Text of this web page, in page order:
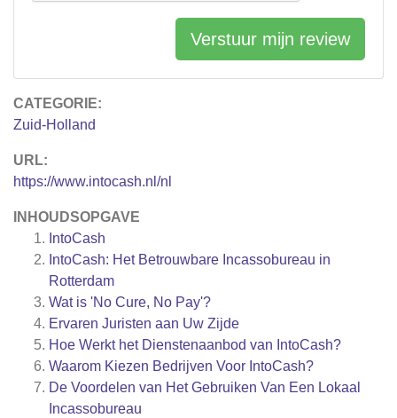
CATEGORIE:
Zuid-Holland
URL:
https://www.intocash.nl/nl
INHOUDSOPGAVE
IntoCash
IntoCash: Het Betrouwbare Incassobureau in
Rotterdam
Wat is 'No Cure, No Pay'?
Ervaren Juristen aan Uw Zijde
Hoe Werkt het Dienstenaanbod van IntoCash?
Waarom Kiezen Bedrijven Voor IntoCash?
De Voordelen van Het Gebruiken Van Een Lokaal
Incassobureau
Verstuur mijn review